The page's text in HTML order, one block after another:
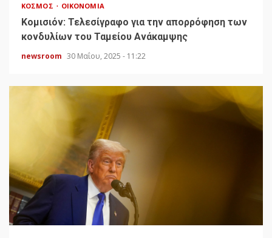
ΚΌΣΜΟΣ ΟΙΚΟΝΟΜΊΑ
Κομισιόν: Τελεσίγραφο για την απορρόφηση των
κονδυλίων του Ταμείου Ανάκαμψης
newsroom 30 Μαΐου, 2025 - 11:22